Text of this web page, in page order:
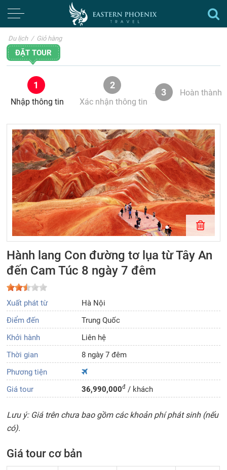
Du lịch / Giỏ hàng
ĐẶT TOUR
1
Nhập thông tin
2
Xác nhận thông tin
3 Hoàn thành
Hành lang Con đường tơ lụa từ Tây An
đến Cam Túc 8 ngày 7 đêm
Xuất phát từ
Hà Nội
Điểm đến
Trung Quốc
Khởi hành
Liên hệ
Thời gian
8 ngày 7 đêm
Phương tiện
Giá tour
36,990,000đ / khách
Lưu ý: Giá trên chưa bao gồm các khoản phí phát sinh (nếu
có).
Giá tour cơ bản